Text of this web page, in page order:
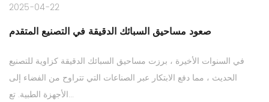
2025-04-22
صعود مساحيق السبائك الدقيقة في التصنيع المتقدم
في السنوات الأخيرة ، برزت مساحيق السبائك الدقيقة كزاوية للتصنيع
الحديث ، مما دفع الابتكار عبر الصناعات التي تتراوح من الفضاء إلى
الأجهزة الطبية. تع...